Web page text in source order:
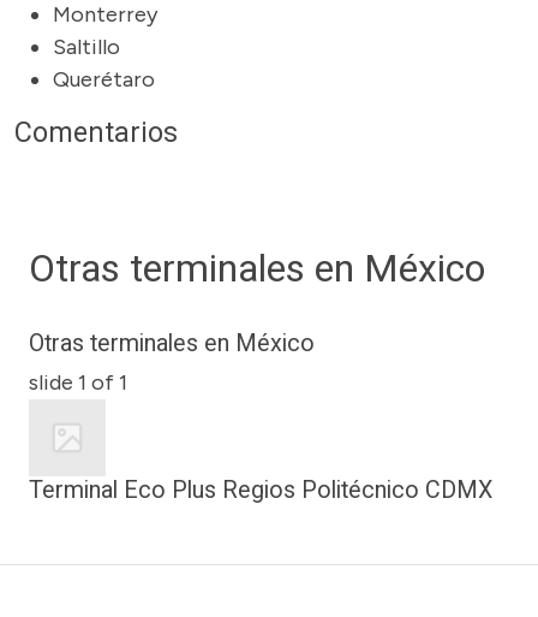
Monterrey
Saltillo
Querétaro
Comentarios
Otras terminales en México
Otras terminales en México
slide 1 of 1
Terminal Eco Plus Regios Politécnico CDMX